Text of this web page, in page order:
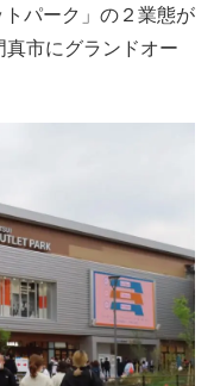
トパーク」の２業態が
市にグランドオー